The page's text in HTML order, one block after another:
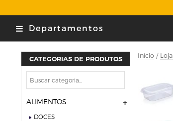
Departamentos
Início / Loja
CATEGORIAS DE PRODUTOS
ALIMENTOS
DOCES